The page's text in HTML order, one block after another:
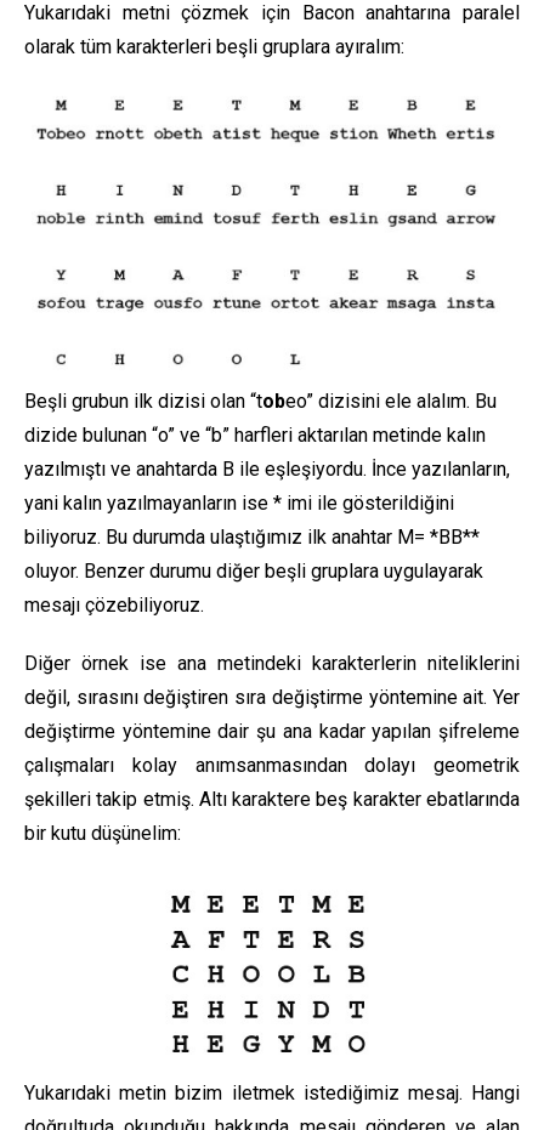
Yukarıdaki metni çözmek için Bacon anahtarına paralel
olarak tüm karakterleri beşli gruplara ayıralım:
Beşli grubun ilk dizisi olan “tobeo” dizisini ele alalım. Bu
dizide bulunan “o” ve “b” harfleri aktarılan metinde kalın
yazılmıştı ve anahtarda B ile eşleşiyordu. İnce yazılanların,
yani kalın yazılmayanların ise * imi ile gösterildiğini
biliyoruz. Bu durumda ulaştığımız ilk anahtar M= *BB**
oluyor. Benzer durumu diğer beşli gruplara uygulayarak
mesajı çözebiliyoruz.
Diğer örnek ise ana metindeki karakterlerin niteliklerini
değil, sırasını değiştiren sıra değiştirme yöntemine ait. Yer
değiştirme yöntemine dair şu ana kadar yapılan şifreleme
çalışmaları kolay anımsanmasından dolayı geometrik
şekilleri takip etmiş. Altı karaktere beş karakter ebatlarında
bir kutu düşünelim:
Yukarıdaki metin bizim iletmek istediğimiz mesaj. Hangi